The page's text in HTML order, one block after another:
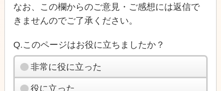
なお、この欄からのご意見・ご感想には返信で
きませんのでご了承ください。
Q.このページはお役に立ちましたか？
非常に役に立った
役に立った